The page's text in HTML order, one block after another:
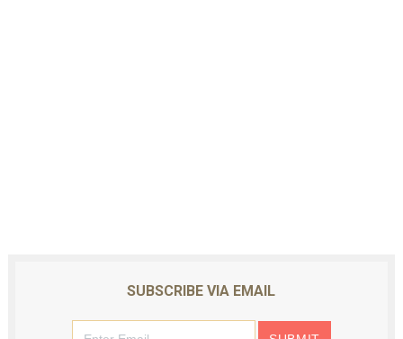
SUBSCRIBE VIA EMAIL